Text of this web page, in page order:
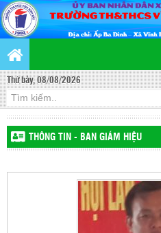
Thứ bảy, 08/08/2026
THÔNG TIN - BAN GIÁM HIỆU